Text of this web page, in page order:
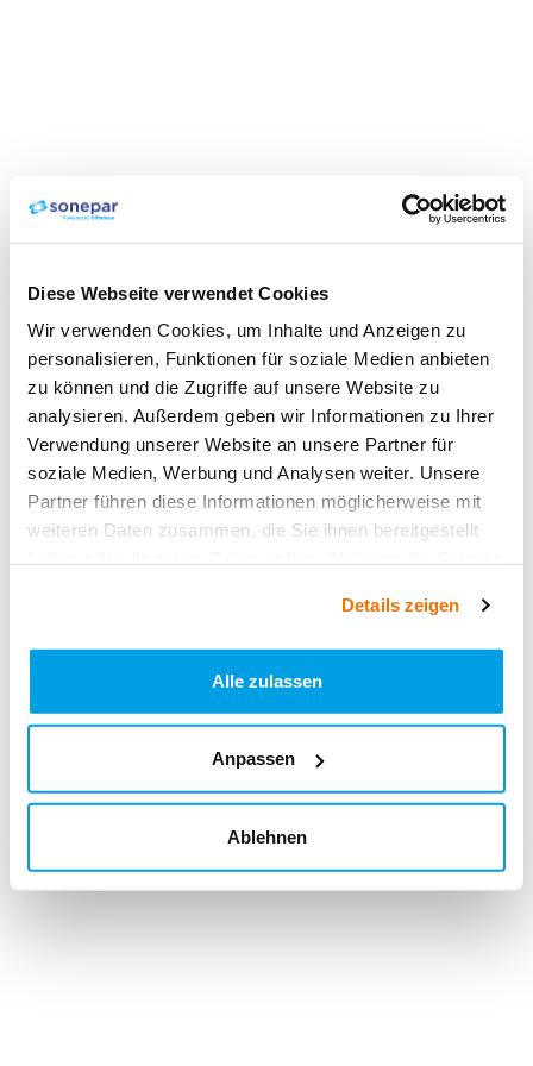
Diese Webseite verwendet Cookies
Wir verwenden Cookies, um Inhalte und Anzeigen zu
personalisieren, Funktionen für soziale Medien anbieten
zu können und die Zugriffe auf unsere Website zu
analysieren. Außerdem geben wir Informationen zu Ihrer
Verwendung unserer Website an unsere Partner für
soziale Medien, Werbung und Analysen weiter. Unsere
Partner führen diese Informationen möglicherweise mit
weiteren Daten zusammen, die Sie ihnen bereitgestellt
Details zeigen
Alle zulassen
Anpassen
Ablehnen